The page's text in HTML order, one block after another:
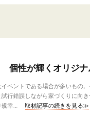
個性が輝くオリジナ
ベントである場合が多いもの。
試行錯誤しながら家づくりに向
幸...
取材記事の続きを見る≫